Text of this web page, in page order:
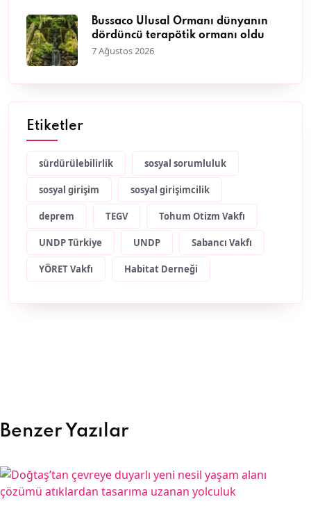
Bussaco Ulusal Ormanı dünyanın
dördüncü terapötik ormanı oldu
7 Ağustos 2026
Etiketler
sürdürülebilirlik sosyal sorumluluk
sosyal girişim sosyal girişimcilik
deprem TEGV Tohum Otizm Vakfı
UNDP Türkiye UNDP Sabancı Vakfı
YÖRET Vakfı Habitat Derneği
Benzer Yazılar